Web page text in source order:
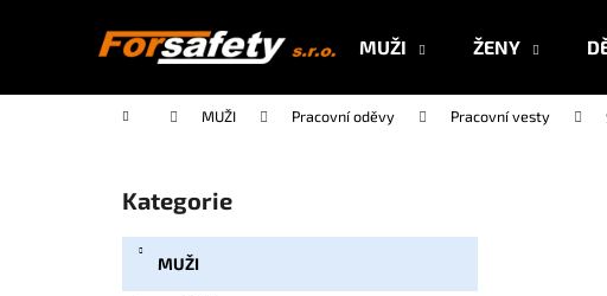
MUŽI ŽENY
Domů MUŽI Pracovní oděvy Pracovní vesty
Přeskočit
kategorie
Kategorie
MUŽI
í
Zpět
do
Zpět
do